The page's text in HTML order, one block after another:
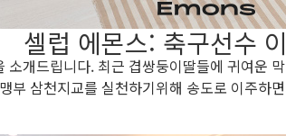
셀럽 에몬스: 축구선수
개드립니다. 최근 겹쌍둥이딸들에 귀여운
부 삼천지교를 실천하기위해 송도로 이주하